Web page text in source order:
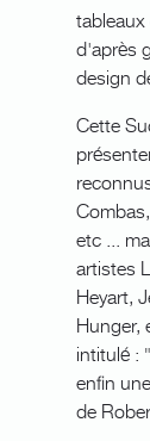
d'après
design
Cette
etc ...
artistes
Heyart,
Hunger,
intitulé :
enfin
de